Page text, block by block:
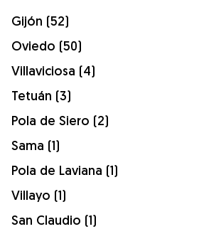
Gijón (52)
Oviedo (50)
Villaviciosa (4)
Tetuán (3)
Pola de Siero (2)
Sama (1)
Pola de Laviana (1)
Villayo (1)
San Claudio (1)